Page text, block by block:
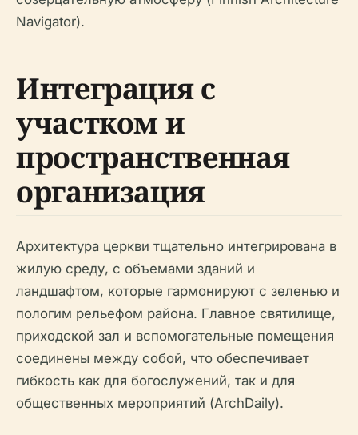
Navigator).
Интеграция с
участком и
пространственная
организация
Архитектура церкви тщательно интегрирована в
жилую среду, с объемами зданий и
ландшафтом, которые гармонируют с зеленью и
пологим рельефом района. Главное святилище,
приходской зал и вспомогательные помещения
соединены между собой, что обеспечивает
гибкость как для богослужений, так и для
общественных мероприятий (ArchDaily).